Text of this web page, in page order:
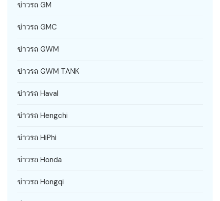
ข่าวรถ GM
ข่าวรถ GMC
ข่าวรถ GWM
ข่าวรถ GWM TANK
ข่าวรถ Haval
ข่าวรถ Hengchi
ข่าวรถ HiPhi
ข่าวรถ Honda
ข่าวรถ Hongqi